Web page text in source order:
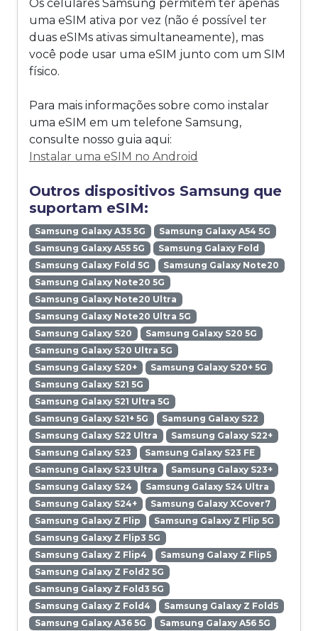
Os celulares Samsung permitem ter apenas
uma eSIM ativa por vez (não é possível ter
duas eSIMs ativas simultaneamente), mas
você pode usar uma eSIM junto com um SIM
físico.
Para mais informações sobre como instalar
uma eSIM em um telefone Samsung,
consulte nosso guia aqui:
Instalar uma eSIM no Android
Outros dispositivos Samsung que
suportam eSIM:
Samsung Galaxy A35 5G
Samsung Galaxy A54 5G
Samsung Galaxy A55 5G
Samsung Galaxy Fold
Samsung Galaxy Fold 5G
Samsung Galaxy Note20
Samsung Galaxy Note20 5G
Samsung Galaxy Note20 Ultra
Samsung Galaxy Note20 Ultra 5G
Samsung Galaxy S20
Samsung Galaxy S20 5G
Samsung Galaxy S20 Ultra 5G
Samsung Galaxy S20+
Samsung Galaxy S20+ 5G
Samsung Galaxy S21 5G
Samsung Galaxy S21 Ultra 5G
Samsung Galaxy S21+ 5G
Samsung Galaxy S22
Samsung Galaxy S22 Ultra
Samsung Galaxy S22+
Samsung Galaxy S23
Samsung Galaxy S23 FE
Samsung Galaxy S23 Ultra
Samsung Galaxy S23+
Samsung Galaxy S24
Samsung Galaxy S24 Ultra
Samsung Galaxy S24+
Samsung Galaxy XCover7
Samsung Galaxy Z Flip
Samsung Galaxy Z Flip 5G
Samsung Galaxy Z Flip3 5G
Samsung Galaxy Z Flip4
Samsung Galaxy Z Flip5
Samsung Galaxy Z Fold2 5G
Samsung Galaxy Z Fold3 5G
Samsung Galaxy Z Fold4
Samsung Galaxy Z Fold5
Samsung Galaxy A36 5G
Samsung Galaxy A56 5G